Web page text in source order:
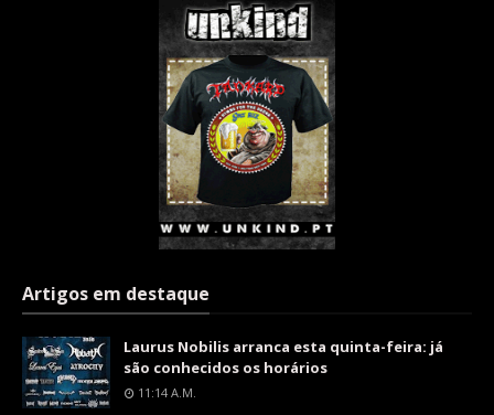
Artigos em destaque
Laurus Nobilis arranca esta quinta-feira: já
são conhecidos os horários
11:14 A.m.